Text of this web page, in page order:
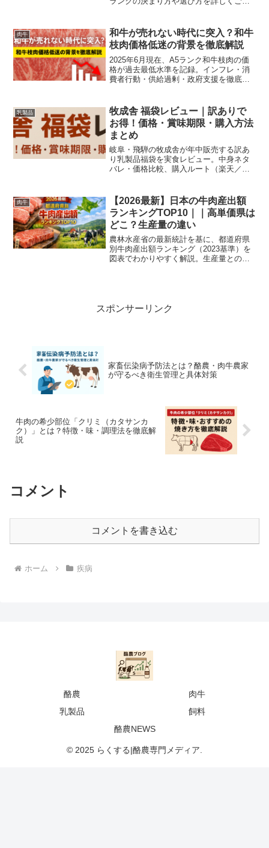
肉牛
和牛が売れない時代に突入？和牛
枝肉価格低迷の背景を徹底解説
2025年6月現在、A5ランク和牛枝肉の価
格が過去最低水準を記録。インフレ・消
費者行動・供給過剰・政府支援を徹底分
乳製品
牧成舎 福袋レビュー｜訳ありで
お得！価格・賞味期限・購入方法
まとめ
岐阜・飛騨の牧成舎が年中販売する訳あ
り乳製品福袋を実食レビュー。中身ネタ
バレ・価格比較、購入ルート（楽天／公
肉牛
【2026最新】日本の牛肉産出額
ランキングTOP10｜｜高単価県は
どこ？生産量の違い
農林水産省の最新統計を基に、都道府県
別牛肉産出額ランキング（2023基準）を
図表でわかりやすく解説。生産量との違
スポンサーリンク
家畜伝染病予防法とは？酪農・肉牛農家
が守るべき衛生管理と具体対策
牛肉の希少部位「クリミ（カタサンカ
ク）」とは？特徴・味・調理法を徹底解
説
コメント
コメントを書き込む
ホーム 疾病
酪農
肉牛
乳製品
飼料
酪農NEWS
© 2025 らくする|酪農専門メディア.